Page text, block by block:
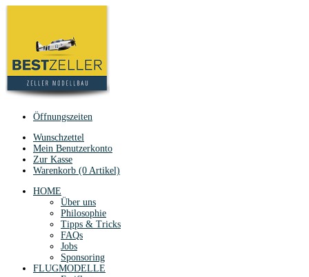
Öffnungszeiten
Wunschzettel
Mein Benutzerkonto
Zur Kasse
Warenkorb (0 Artikel)
HOME
Über uns
Philosophie
Tipps & Tricks
FAQs
Jobs
Sponsoring
FLUGMODELLE